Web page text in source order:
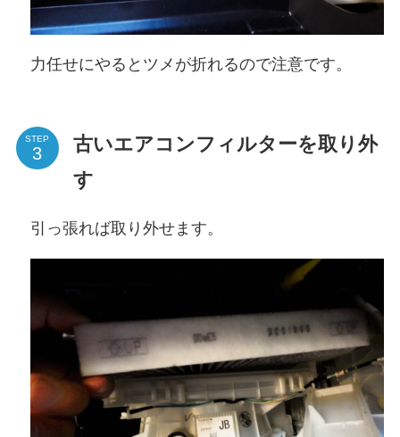
力任せにやるとツメが折れるので注意です。
STEP
古いエアコンフィルターを取り外
す
引っ張れば取り外せます。